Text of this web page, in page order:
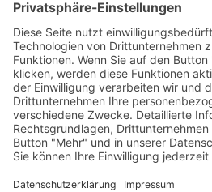
Geschäftsmodelle
›Vorstandswechsel
befristet
›Wasserstoff-Hochlauf: Dialog,
konkrete Schritte
›Solaranlage Regenbogenfarben:
LichtBlick installieren erste
Jetzt an der STUDIE360